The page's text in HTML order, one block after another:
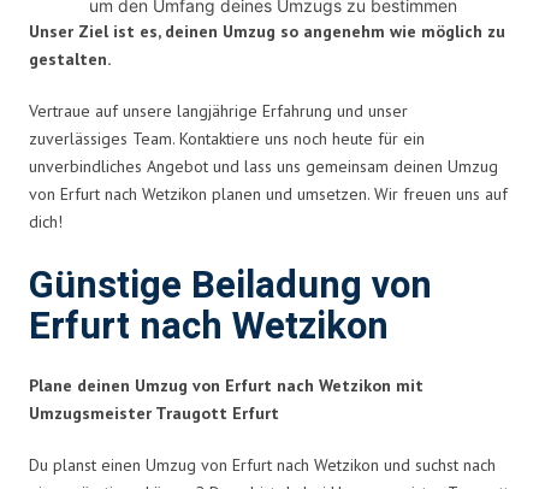
um den Umfang deines Umzugs zu bestimmen
Unser Ziel ist es, deinen Umzug so angenehm wie möglich zu
gestalten.
Vertraue auf unsere langjährige Erfahrung und unser
zuverlässiges Team. Kontaktiere uns noch heute für ein
unverbindliches Angebot und lass uns gemeinsam deinen Umzug
von Erfurt nach Wetzikon planen und umsetzen. Wir freuen uns auf
dich!
Günstige Beiladung von
Erfurt nach Wetzikon
Plane deinen Umzug von Erfurt nach Wetzikon mit
Umzugsmeister Traugott Erfurt
Du planst einen Umzug von Erfurt nach Wetzikon und suchst nach